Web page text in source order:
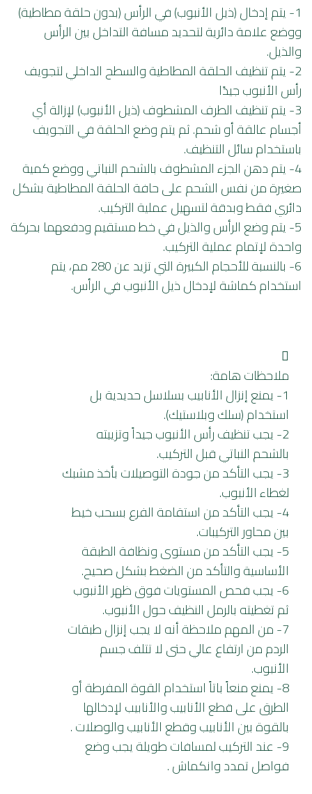
1- يتم إدخال (ذيل الأنبوب) في الرأس (بدون حلقة مطاطية)
ووضع علامة دائرية لتحديد مسافة التداخل بين الرأس
والذيل.
2- يتم تنظيف الحلقة المطاطية والسطح الداخلي لتجويف
رأس الأنبوب جيدًا
3- يتم تنظيف الطرف المشطوف (ذيل الأنبوب) لإزالة أي
أجسام عالقة أو شحم. ثم يتم وضع الحلقة في التجويف
باستخدام سائل التنظيف.
4- يتم دهن الجزء المشطوف بالشحم النباتي ووضع كمية
صغيرة من نفس الشحم على حافة الحلقة المطاطية بشكل
دائري فقط وبدقة لتسهيل عملية التركيب.
5- يتم وضع الرأس والذيل في خط مستقيم ودفعهما بحركة
واحدة لإتمام عملية التركيب.
6- بالنسبة للأحجام الكبيرة التي تزيد عن 280 مم، يتم
استخدام كماشة لإدخال ذيل الأنبوب في الرأس.
ملاحظات هامة:
1- يمنع إنزال الأنابيب بسلاسل حديدية بل
استخدام (سلك وبلاستيك).
2- يجب تنظيف رأس الأنبوب جيداً وتزييته
بالشحم النباتي قبل التركيب.
3- يجب التأكد من جودة التوصيلات بأخذ مشبك
لغطاء الأنبوب.
4- يجب التأكد من استقامة الفرع بسحب خيط
بين محاور التركيبات.
5- يجب التأكد من مستوى ونظافة الطبقة
الأساسية والتأكد من الضغط بشكل صحيح.
6- يجب فحص المستويات فوق ظهر الأنبوب
ثم تغطيته بالرمل النظيف حول الأنبوب.
7- من المهم ملاحظة أنه لا يجب إنزال طبقات
الردم من ارتفاع عالي حتى لا تتلف جسم
الأنبوب.
8- يمنع منعاً باتاً استخدام القوة المفرطة أو
الطرق على قطع الأنابيب والأنابيب لإدخالها
بالقوة بين الأنابيب وقطع الأنابيب والوصلات .
9- عند التركيب لمسافات طويلة يجب وضع
فواصل تمدد وانكماش .